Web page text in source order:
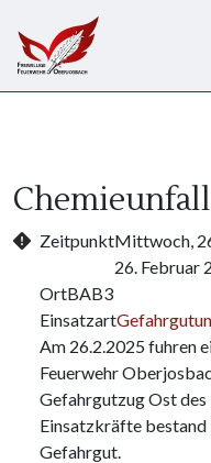
Chemieunfall
ZeitpunktMittwoch,
26. Februar
OrtBAB3
Einsatzart
Am 26.2.2025 fuhren
Feuerwehr
Gefahrgutzug Ost des
Einsatzkräfte bestand
Gefahrgut.